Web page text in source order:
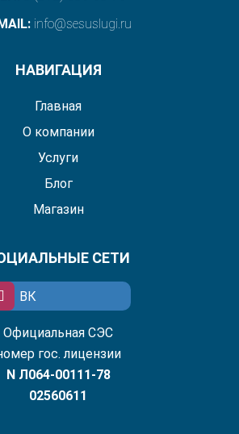
info@sesuslugi.ru
НАВИГАЦИЯ
Главная
О компании
Услуги
Блог
Магазин
СЕТИ
ВК
Официальная СЭС
гос. лицензии
N Л064-00111-78
02560611